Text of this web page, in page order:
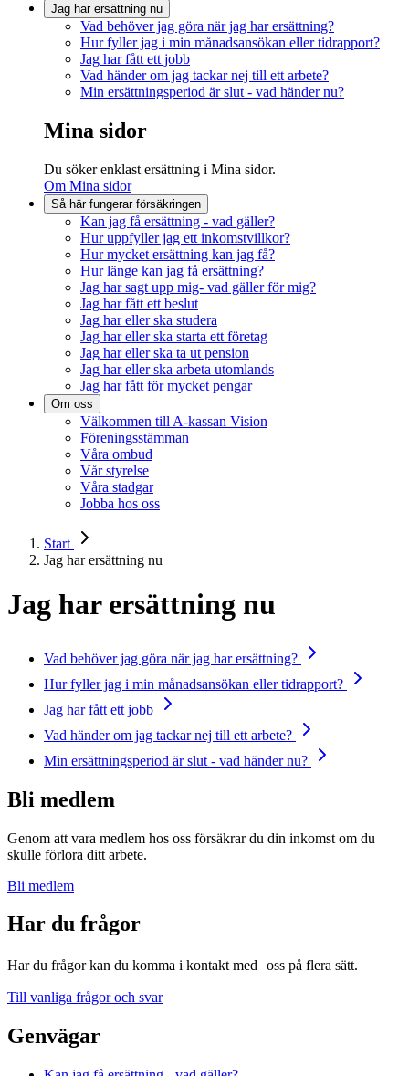
Jag har ersättning nu
Vad behöver jag göra när jag har ersättning?
Hur fyller jag i min månadsansökan eller tidrapport?
Jag har fått ett jobb
Vad händer om jag tackar nej till ett arbete?
Min ersättningsperiod är slut - vad händer nu?
Mina sidor
Du söker enklast ersättning i Mina sidor.
Om Mina sidor
Så här fungerar försäkringen
Kan jag få ersättning - vad gäller?
Hur uppfyller jag ett inkomstvillkor?
Hur mycket ersättning kan jag få?
Hur länge kan jag få ersättning?
Jag har sagt upp mig- vad gäller för mig?
Jag har fått ett beslut
Jag har eller ska studera
Jag har eller ska starta ett företag
Jag har eller ska ta ut pension
Jag har eller ska arbeta utomlands
Jag har fått för mycket pengar
Om oss
Välkommen till A-kassan Vision
Föreningsstämman
Våra ombud
Vår styrelse
Våra stadgar
Jobba hos oss
Start
Jag har ersättning nu
Jag har ersättning nu
Vad behöver jag göra när jag har ersättning?
Hur fyller jag i min månadsansökan eller tidrapport?
Jag har fått ett jobb
Vad händer om jag tackar nej till ett arbete?
Min ersättningsperiod är slut - vad händer nu?
Bli medlem
Genom att vara medlem hos oss försäkrar du din inkomst om du
skulle förlora ditt arbete.
Bli medlem
Har du frågor
Har du frågor kan du komma i kontakt med oss på flera sätt.
Till vanliga frågor och svar
Genvägar